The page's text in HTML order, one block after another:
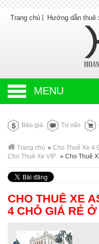
Trang chủ Hướng dẫn thuê
MENU
Báo giá Tư vấn
Trang chủ » Cho Thuê Xe 4
Cho Thuê Xe VIP » Cho Thuê
CHO THUÊ XE
4 CHỖ GIÁ RẺ